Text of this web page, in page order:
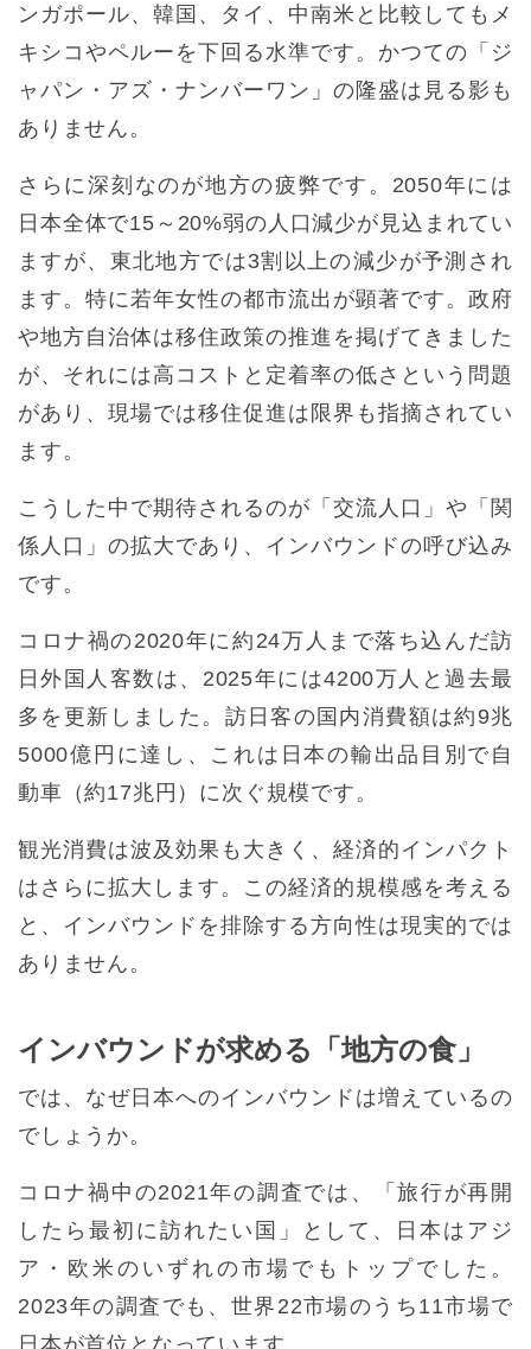
ンガポール、韓国、タイ、中南米と比較してもメ
キシコやペルーを下回る水準です。かつての「ジ
ャパン・アズ・ナンバーワン」の隆盛は見る影も
ありません。
さらに深刻なのが地方の疲弊です。2050年には
日本全体で15～20%弱の人口減少が見込まれてい
ますが、東北地方では3割以上の減少が予測され
ます。特に若年女性の都市流出が顕著です。政府
や地方自治体は移住政策の推進を掲げてきました
が、それには高コストと定着率の低さという問題
があり、現場では移住促進は限界も指摘されてい
ます。
こうした中で期待されるのが「交流人口」や「関
係人口」の拡大であり、インバウンドの呼び込み
です。
コロナ禍の2020年に約24万人まで落ち込んだ訪
日外国人客数は、2025年には4200万人と過去最
多を更新しました。訪日客の国内消費額は約9兆
5000億円に達し、これは日本の輸出品目別で自
動車（約17兆円）に次ぐ規模です。
観光消費は波及効果も大きく、経済的インパクト
はさらに拡大します。この経済的規模感を考える
と、インバウンドを排除する方向性は現実的では
ありません。
インバウンドが求める「地方の食」
では、なぜ日本へのインバウンドは増えているの
でしょうか。
コロナ禍中の2021年の調査では、「旅行が再開
したら最初に訪れたい国」として、日本はアジ
ア・欧米のいずれの市場でもトップでした。
2023年の調査でも、世界22市場のうち11市場で
日本が首位となっています。